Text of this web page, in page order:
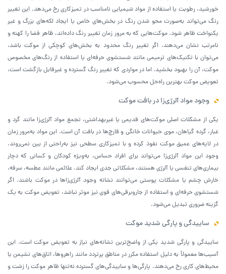
خورشید، رطوبت یا استفاده از مواد شیمیایی نامناسب در تمیزکاری رخ می‌دهد. این تغییر
رنگ می‌تواند به‌صورت محو شدن رنگ در بخش‌های خاص یا ایجاد لکه‌های بزرگ و غیر
یکنواخت ظاهر شود. موکت‌هایی که به مرور زمان تغییر رنگ داده‌اند، ظاهر فضا را کهنه و
نامرتب نشان می‌دهند. اگر تغییر رنگ محدود به بخش‌های کوچکی از موکت باشد،
می‌توان با تکنیک‌های ترمیمی مانند شستشوی حرفه‌ای یا استفاده از رنگ‌های مخصوص
موکت، آن را بهبود بخشید. اما در مواردی که تغییر رنگ گسترده و غیرقابل بازگشت است،
تعویض موکت بهترین راه‌حل محسوب می‌شود.
وجود مواد آلرژی‌زا در بافت موکت
یکی از مشکلات اصلی موکت‌های قدیمی یا غیربهداشتی، تجمع مواد آلرژی‌زا مانند گرد و
غبار، گرده گیاهان، موی حیوانات خانگی و قارچ‌ها در بافت آن است. این مواد به‌مرور زمان
در لایه‌های عمیق موکت نفوذ کرده و با تمیزکاری سطحی نیز به‌راحتی از بین نمی‌روند.
وجود این مواد آلرژی‌زا می‌تواند برای افراد حساس، به‌ویژه کودکان و کسانی که دچار
بیماری‌های تنفسی یا آلرژی هستند، مشکلاتی جدی ایجاد کند. علائمی مانند عطسه، سرفه،
خارش چشم یا مشکلات پوستی می‌توانند نشانه وجود آلرژی‌زاها در موکت باشند. اگر
شستشوی حرفه‌ای و استفاده از جاروبرقی‌های قوی نیز موثر نباشد، تعویض موکت به یک
گزینه ضروری تبدیل می‌شود.
ساییدگی و پارگی شدید موکت
ساییدگی و پارگی شدید یکی از واضح‌ترین نشانه‌های نیاز به تعویض موکت است. این
آسیب‌ها معمولاً به دلیل استفاده مکرر در مناطق پرتردد مانند راهروها، اتاق‌های نشیمن یا
محیط‌های کاری رخ می‌دهند. پارگی‌ها و ساییدگی‌های گسترده نه‌تنها ظاهر موکت را زشت و